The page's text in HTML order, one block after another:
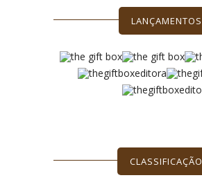
LANÇAMENTOS
CLASSIFICAÇÃO